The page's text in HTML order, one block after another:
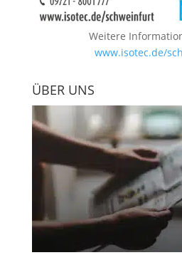
Weitere
www.isotec.de/
ÜBER UNS